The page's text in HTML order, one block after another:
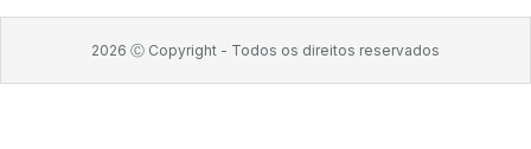
2026 Ⓒ Copyright - Todos os direitos reservados